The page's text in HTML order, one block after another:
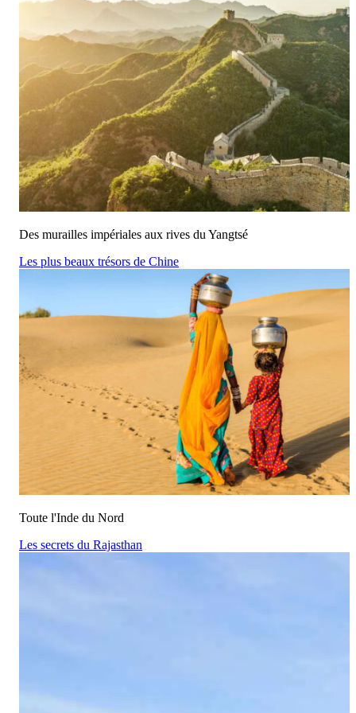
Des murailles impériales aux rives du Yangtsé
Les plus beaux trésors de Chine
Toute l'Inde du Nord
Les secrets du Rajasthan